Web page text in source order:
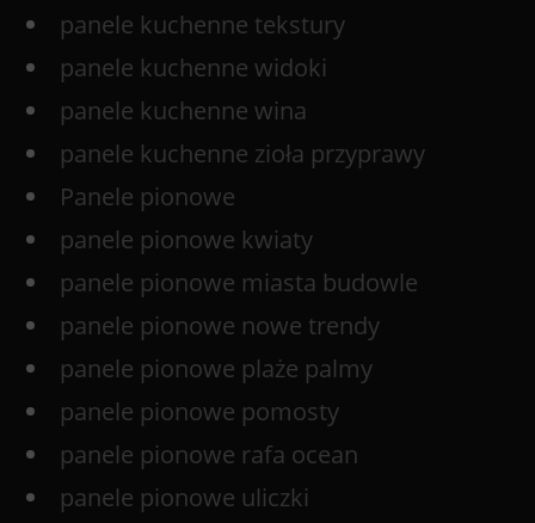
panele kuchenne tekstury
panele kuchenne widoki
panele kuchenne wina
panele kuchenne zioła przyprawy
Panele pionowe
panele pionowe kwiaty
panele pionowe miasta budowle
panele pionowe nowe trendy
panele pionowe plaże palmy
panele pionowe pomosty
panele pionowe rafa ocean
panele pionowe uliczki